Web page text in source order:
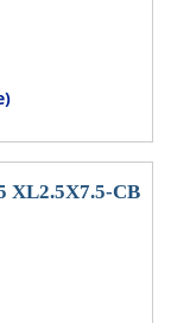
XL2.5X7.5-CB